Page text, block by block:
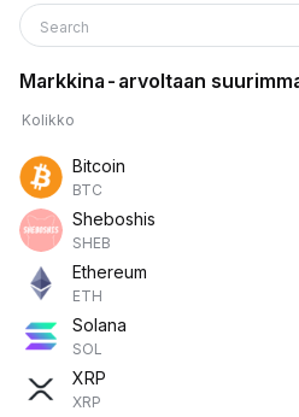
Search
Markkina-arvoltaan
Kolikko
Bitcoin
BTC
Sheboshis
SHEB
Ethereum
ETH
Solana
SOL
XRP
XRP